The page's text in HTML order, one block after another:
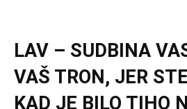
LAV – SUDBINA
VAŠ TRON, JER
KAD JE BILO TIHO